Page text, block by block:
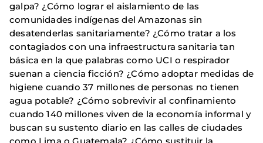
galpa? ¿Cómo lograr el aislamiento de las
comunidades indígenas del Amazonas sin
desatenderlas sanitariamente? ¿Cómo tratar a los
contagiados con una infraestructura sanitaria tan
básica en la que palabras como UCI o respirador
suenan a ciencia ficción? ¿Cómo adoptar medidas de
higiene cuando 37 millones de personas no tienen
agua potable? ¿Cómo sobrevivir al confinamiento
cuando 140 millones viven de la economía informal y
buscan su sustento diario en las calles de ciudades